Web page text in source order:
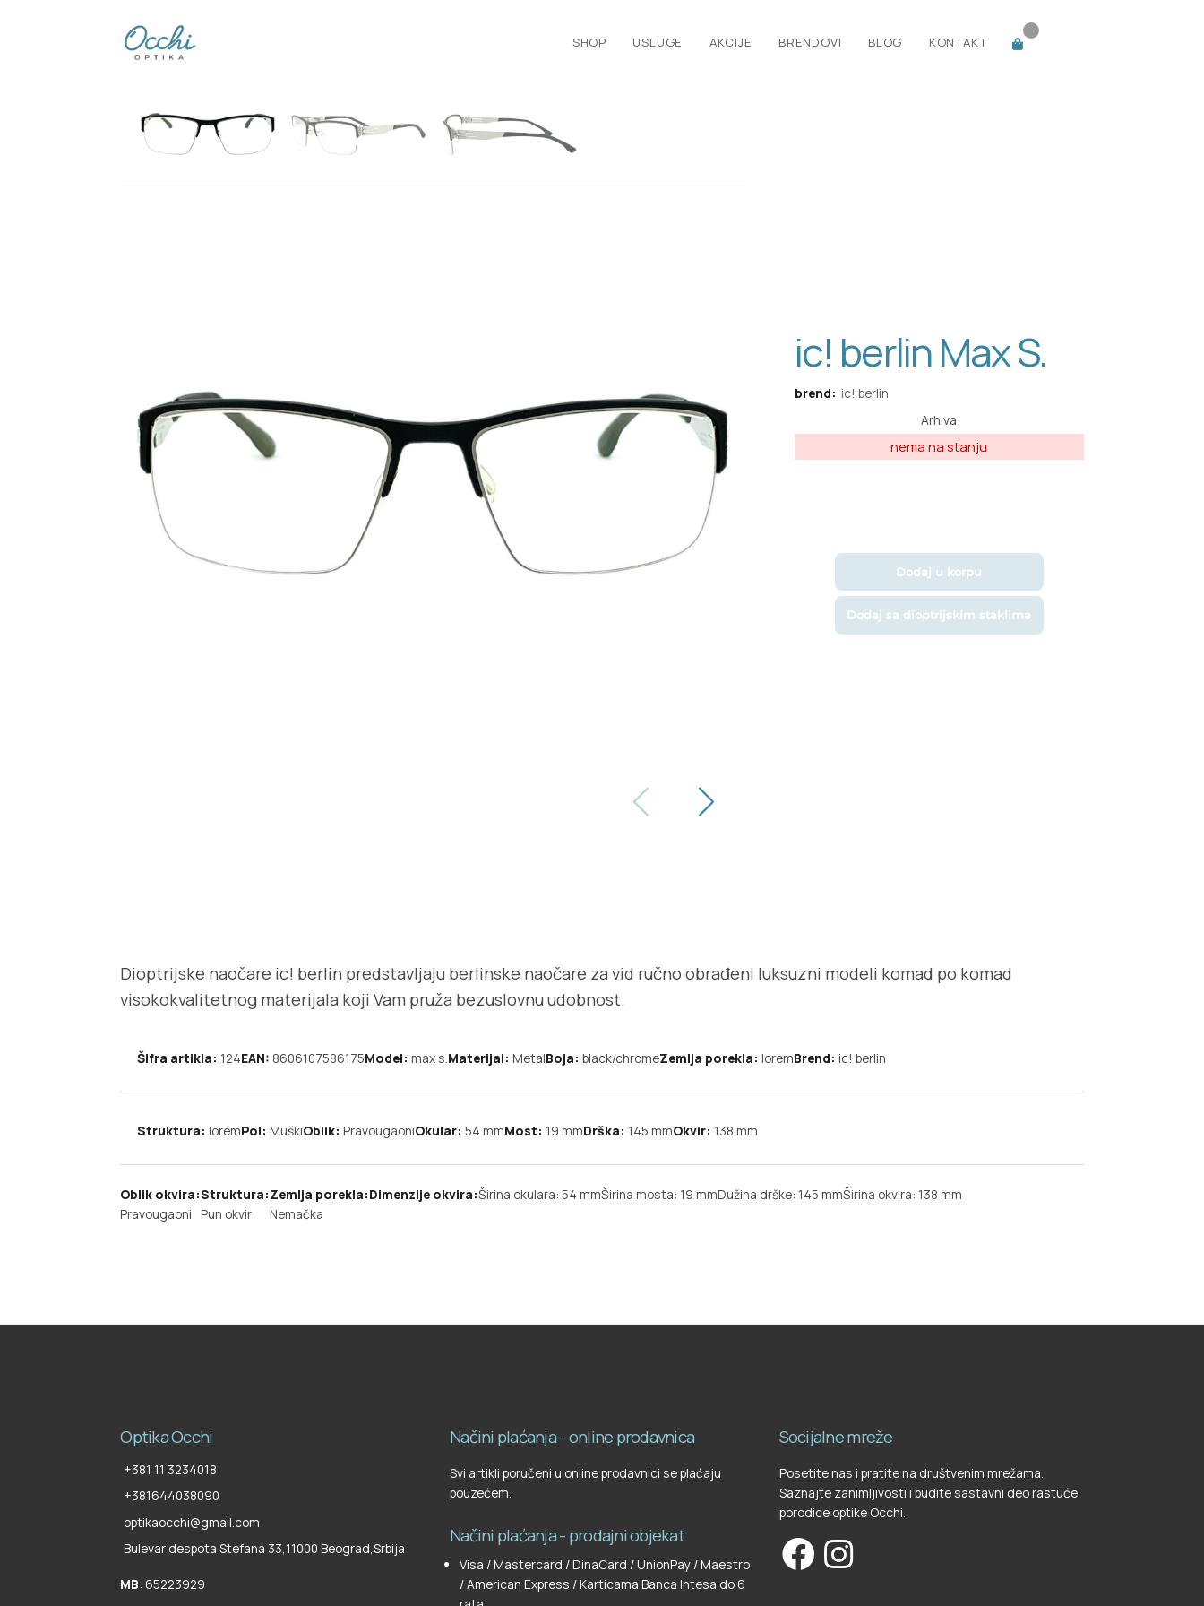
SHOP USLUGE AKCIJE BRENDOVI BLOG KONTAKT
ic! berlin Max S.
brend: ic! berlin
Arhiva
Dodaj u korpu
Dodaj sa dioptrijskim staklima
Dioptrijske naočare ic! berlin predstavljaju berlinske naočare za vid ručno obrađeni luksuzni modeli komad po komad
visokokvalitetnog materijala koji Vam pruža bezuslovnu udobnost.
Šifra artikla: 124EAN: 8606107586175Model: max s.Materijal: MetalBoja: black/chromeZemlja porekla: loremBrend: ic! berlin
Struktura: loremPol: MuškiOblik: PravougaoniOkular: 54 mmMost: 19 mmDrška: 145 mmOkvir: 138 mm
Oblik okvira:
Pravougaoni
Struktura:
Pun okvir
Zemlja porekla:
Nemačka
Dimenzije okvira:Širina okulara: 54 mmŠirina mosta: 19 mmDužina drške: 145 mmŠirina okvira: 138 mm
Optika Occhi
+381 11 3234018
+381644038090
optikaocchi@gmail.com
Bulevar despota Stefana 33,11000 Beograd,Srbija
MB: 65223929
Načini plaćanja - online prodavnica
Svi artikli poručeni u online prodavnici se plaćaju
pouzećem.
Načini plaćanja - prodajni objekat
Visa / Mastercard / DinaCard / UnionPay / Maestro
/ American Express / Karticama Banca Intesa do 6
Socijalne mreže
Posetite nas i pratite na društvenim mrežama.
Saznajte zanimljivosti i budite sastavni deo rastuće
porodice optike Occhi.